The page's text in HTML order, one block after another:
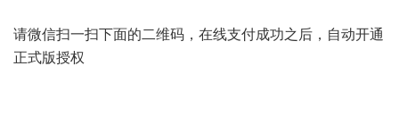
请微信扫一扫下面的二维码，在线支付成功之后，自动开通
正式版授权